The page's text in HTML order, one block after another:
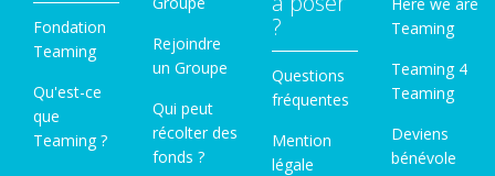
Fondation
Teaming
Qu'est-ce
que
Teaming ?
Rejoindre
un Groupe
Qui peut
récolter des
fonds ?
?
Questions
fréquentes
Mention
légale
Teaming
Teaming 4
Teaming
Deviens
bénévole